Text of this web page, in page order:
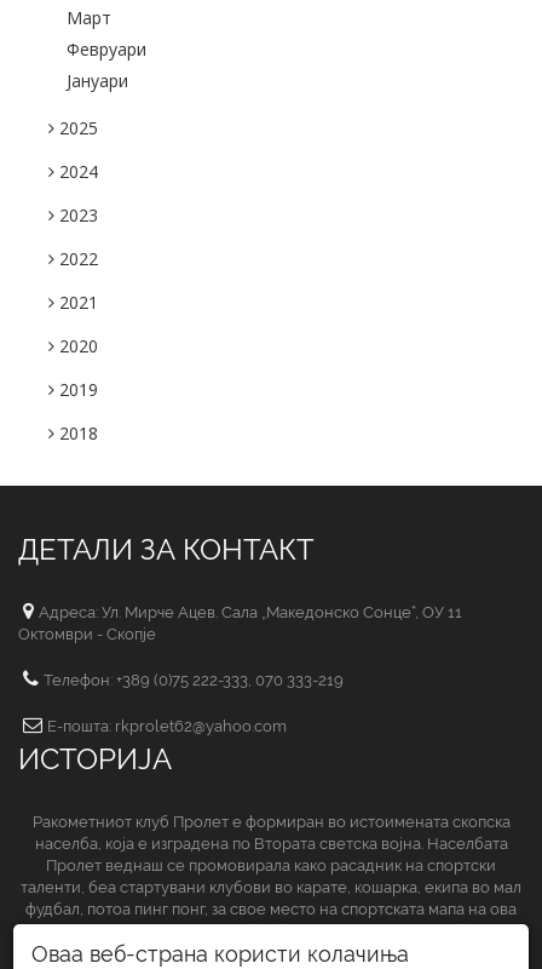
Март
Февруари
Јануари
2025
2024
2023
2022
2021
2020
2019
2018
ДЕТАЛИ ЗА КОНТАКТ
Адреса: Ул. Мирче Ацев. Сала „Македонско Сонце“, ОУ 11
Октомври - Скопје
Телефон: +389 (0)75 222-333, 070 333-219
Е-пошта: rkprolet62@yahoo.com
ИСТОРИЈА
Ракометниот клуб Пролет е формиран во истоимената скопска
населба, која е изградена по Втората светска војна. Населбата
Пролет веднаш се промовирала како расадник на спортски
таленти, беа стартувани клубови во карате, кошарка, екипа во мал
фудбал, потоа пинг понг, за свое место на спортската мапа на ова
Оваа веб-страна користи колачиња